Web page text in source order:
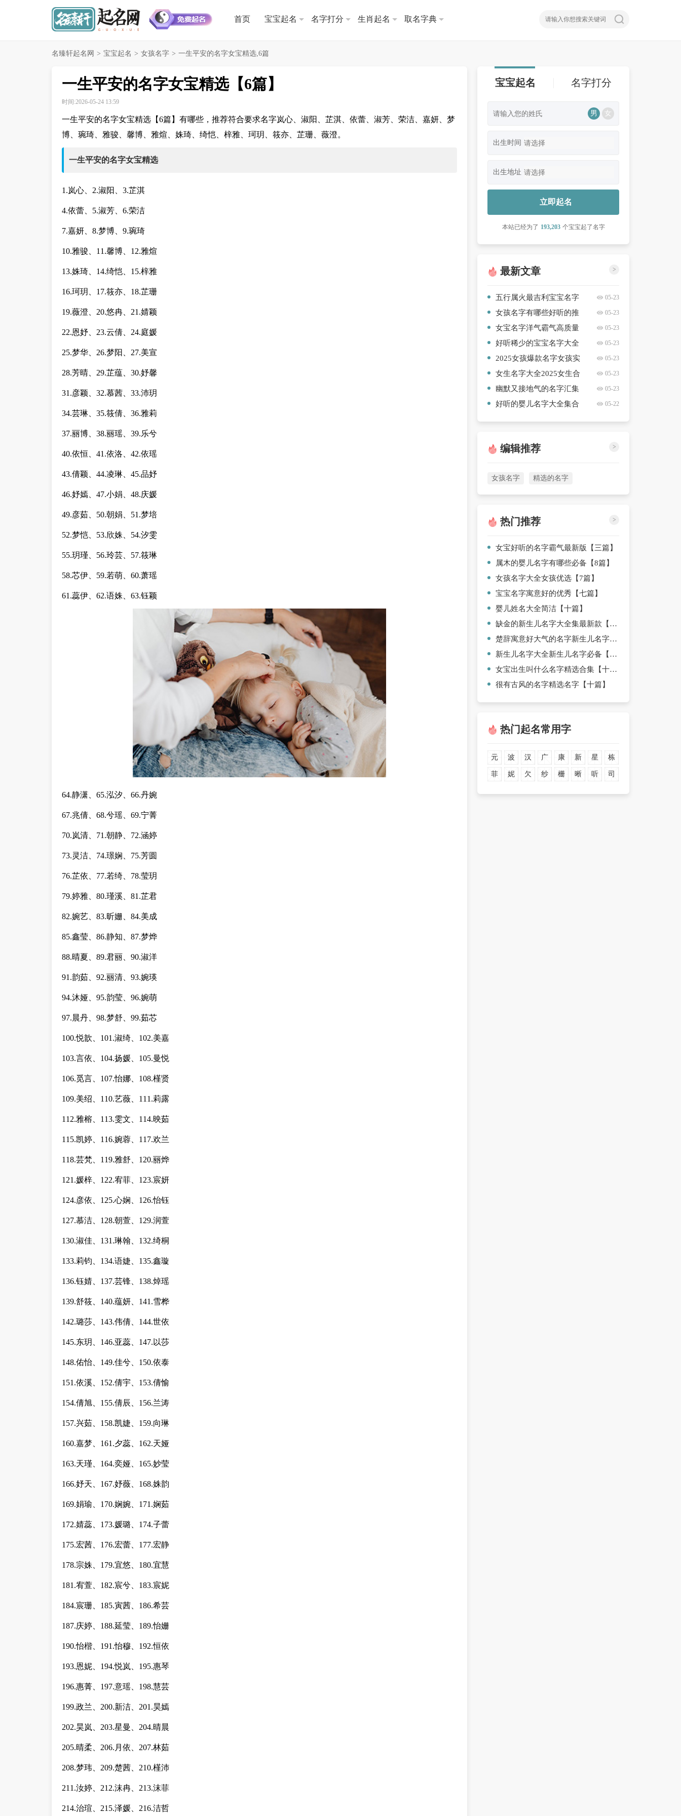
首页 宝宝起名 名字打分 生肖起名 取名字典
名臻轩起名网 > 宝宝起名 > 女孩名字 > 一生平安的名字女宝精选,6篇
一生平安的名字女宝精选【6篇】
时间:2026-05-24 13:59
一生平安的名字女宝精选【6篇】有哪些，推荐符合要求名字岚心、淑阳、芷淇、依蕾、淑芳、荣洁、嘉妍、梦
博、琬琦、雅骏、馨博、雅煊、姝琦、绮恺、梓雅、珂玥、筱亦、芷珊、薇澄。
一生平安的名字女宝精选
1.岚心、2.淑阳、3.芷淇
4.依蕾、5.淑芳、6.荣洁
7.嘉妍、8.梦博、9.琬琦
10.雅骏、11.馨博、12.雅煊
13.姝琦、14.绮恺、15.梓雅
16.珂玥、17.筱亦、18.芷珊
19.薇澄、20.悠冉、21.婧颖
22.恩妤、23.云倩、24.庭媛
25.梦华、26.梦阳、27.美宣
28.芳晴、29.芷蕴、30.妤馨
31.彦颖、32.慕茜、33.沛玥
34.芸琳、35.筱倩、36.雅莉
37.丽博、38.丽瑶、39.乐兮
40.依恒、41.依洛、42.依瑶
43.倩颖、44.凌琳、45.品妤
46.妤嫣、47.小娟、48.庆媛
49.彦茹、50.朝娟、51.梦培
52.梦恺、53.欣姝、54.汐雯
55.玥瑾、56.玲芸、57.筱琳
58.芯伊、59.若萌、60.萧瑶
61.蕊伊、62.语姝、63.钰颖
64.静潇、65.泓汐、66.丹婉
67.兆倩、68.兮瑶、69.宁菁
70.岚清、71.朝静、72.涵婷
73.灵洁、74.璟娴、75.芳圆
76.芷依、77.若绮、78.莹玥
79.婷雅、80.瑾溪、81.芷君
82.婉艺、83.昕姗、84.美成
85.鑫莹、86.静知、87.梦烨
88.晴夏、89.君丽、90.淑洋
91.韵茹、92.丽清、93.婉瑛
94.沐娅、95.韵莹、96.婉萌
97.晨丹、98.梦舒、99.茹芯
100.悦歆、101.淑绮、102.美嘉
103.言依、104.扬媛、105.曼悦
106.觅言、107.怡娜、108.槿贤
109.美绍、110.艺薇、111.莉露
112.雅榕、113.雯文、114.映茹
115.凯婷、116.婉蓉、117.欢兰
118.芸梵、119.雅舒、120.丽烨
121.媛梓、122.宥菲、123.宸妍
124.彦依、125.心娴、126.怡钰
127.慕洁、128.朝萱、129.润萱
130.淑佳、131.琳翰、132.绮桐
133.莉钧、134.语婕、135.鑫璇
136.钰婧、137.芸锋、138.焯瑶
139.舒筱、140.蕴妍、141.雪桦
142.璐莎、143.伟倩、144.世依
145.东玥、146.亚蕊、147.以莎
148.佑怡、149.佳兮、150.依泰
151.依溪、152.倩宇、153.倩愉
154.倩旭、155.倩辰、156.兰涛
157.兴茹、158.凯婕、159.向琳
160.嘉梦、161.夕蕊、162.天娅
163.天瑾、164.奕娅、165.妙莹
166.妤天、167.妤薇、168.姝韵
169.娟瑜、170.娴婉、171.娴茹
172.婧蕊、173.媛璐、174.子蕾
175.宏茜、176.宏蕾、177.宏静
178.宗姝、179.宜悠、180.宜慧
181.宥萱、182.宸兮、183.宸妮
184.宸珊、185.寅茜、186.希芸
187.庆婷、188.延莹、189.怡姗
190.怡楷、191.怡穆、192.恒依
193.恩妮、194.悦岚、195.惠琴
196.惠菁、197.意瑶、198.慧芸
199.政兰、200.新洁、201.昊嫣
202.昊岚、203.星曼、204.晴晨
205.晴柔、206.月依、207.林茹
208.梦玮、209.楚茜、210.槿沛
211.汝婷、212.沫冉、213.沫菲
214.治瑄、215.泽媛、216.洁哲
宝宝起名 名字打分
男 女
出生时间
出生地址
立即起名
本站已经为了 193,203 个宝宝起了名字
最新文章 >
五行属火最吉利宝宝名字
精选【8篇】
05-23
女孩名字有哪些好听的推
荐【六篇】
05-23
女宝名字洋气霸气高质量
【三篇】
05-23
好听稀少的宝宝名字大全
精彩推荐【10篇】
05-23
2025女孩爆款名字女孩实
用【5篇】
05-23
女生名字大全2025女生合
集【九篇】
05-23
幽默又接地气的名字汇集
【9篇】
05-23
好听的婴儿名字大全集合
05-22
编辑推荐 >
女孩名字 精选的名字
热门推荐 >
女宝好听的名字霸气最新版【三篇】
属木的婴儿名字有哪些必备【8篇】
女孩名字大全女孩优选【7篇】
宝宝名字寓意好的优秀【七篇】
婴儿姓名大全简洁【十篇】
缺金的新生儿名字大全集最新款【三篇】
楚辞寓意好大气的名字新生儿名字精选【3篇】
新生儿名字大全新生儿名字必备【5篇】
女宝出生叫什么名字精选合集【十篇】
很有古风的名字精选名字【十篇】
热门起名常用字
元 波 汉 广 康 新 星 栋
菲 妮 欠 纱 栅 晰 听 司